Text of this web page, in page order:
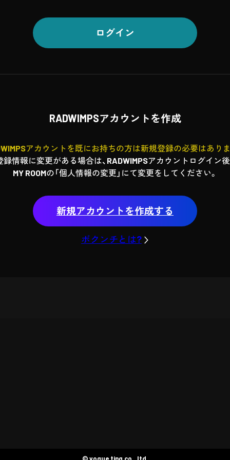
ログイン
RADWIMPSアカウントを作成
アカウントを既にお持ちの方は新規登録の必要はありま
録情報に変更がある場合は、RADWIMPSアカウントログイン後
MY ROOMの「個人情報の変更」にて変更をしてください。
新規アカウントを作成する
ボクンチとは?